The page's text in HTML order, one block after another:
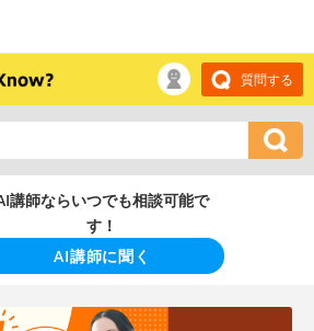
質問する
講師ならいつでも相談可能で
す！
AI講師に聞く